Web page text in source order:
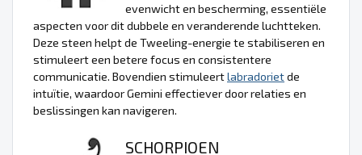
evenwicht en bescherming, essentiële
aspecten voor dit dubbele en veranderende luchtteken.
Deze steen helpt de Tweeling-energie te stabiliseren en
stimuleert een betere focus en consistentere
communicatie. Bovendien stimuleertlabradorietde
intuïtie, waardoor Gemini effectiever door relaties en
beslissingen kan navigeren.
SCHORPIOEN